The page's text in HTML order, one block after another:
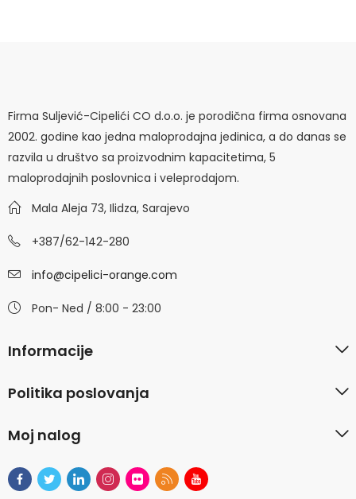
Firma Suljević-Cipelići CO d.o.o. je porodična firma osnovana
2002. godine kao jedna maloprodajna jedinica, a do danas se
razvila u društvo sa proizvodnim kapacitetima, 5
maloprodajnih poslovnica i veleprodajom.
Mala Aleja 73, Ilidza, Sarajevo
+387/62-142-280
info@cipelici-orange.com
Pon- Ned / 8:00 - 23:00
Informacije
Politika poslovanja
Moj nalog